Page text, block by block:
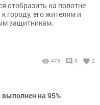
отобразить на полотне
городу, его жителям и
защитникам.
475 0 2
выполнен на 95%